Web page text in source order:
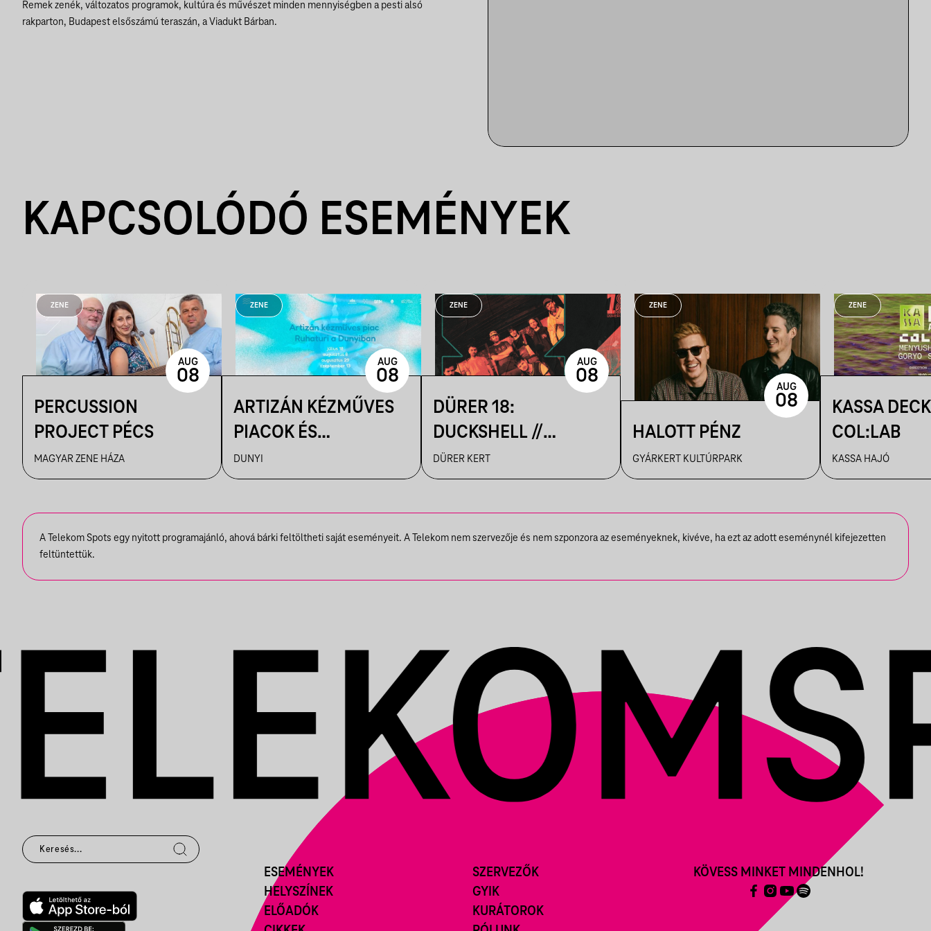
Remek zenék, változatos programok, kultúra és művészet minden mennyiségben a pesti alsó
rakparton, Budapest elsőszámú teraszán, a Viadukt Bárban.
KAPCSOLÓDÓ ESEMÉNYEK
ZENE
PERCUSSION
PROJECT PÉCS
MAGYAR ZENE HÁZA
AUG
08
ZENE
ARTIZÁN KÉZMŰVES
PIACOK ÉS
RUHATURIK A
DUNYIBAN
DUNYI
AUG
08
ZENE
DÜRER 18:
DUCKSHELL //
VENDÉG:
VÁRHEGYUTCA
DÜRER KERT
AUG
08
ZENE
HALOTT PÉNZ
GYÁRKERT KULTÚRPARK
AUG
08
ZENE
KASSA
COL:LAB
KASSA HAJÓ
A Telekom Spots egy nyitott programajánló, ahová bárki feltöltheti saját eseményeit. A Telekom nem szervezője és nem szponzora az eseményeknek, kivéve, ha ezt az adott eseménynél kifejezetten
feltüntettük.
ESEMÉNYEK
HELYSZÍNEK
ELŐADÓK
SZERVEZŐK
GYIK
KURÁTOROK
KÖVESS MINKET MINDENHOL!